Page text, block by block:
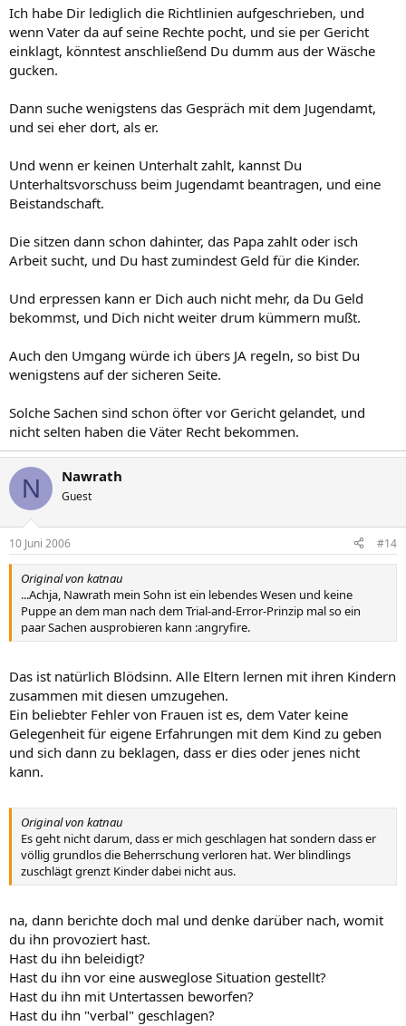
Ich habe Dir lediglich die Richtlinien aufgeschrieben, und
wenn Vater da auf seine Rechte pocht, und sie per Gericht
einklagt, könntest anschließend Du dumm aus der Wäsche
gucken.
Dann suche wenigstens das Gespräch mit dem Jugendamt,
und sei eher dort, als er.
Und wenn er keinen Unterhalt zahlt, kannst Du
Unterhaltsvorschuss beim Jugendamt beantragen, und eine
Beistandschaft.
Die sitzen dann schon dahinter, das Papa zahlt oder isch
Arbeit sucht, und Du hast zumindest Geld für die Kinder.
Und erpressen kann er Dich auch nicht mehr, da Du Geld
bekommst, und Dich nicht weiter drum kümmern mußt.
Auch den Umgang würde ich übers JA regeln, so bist Du
wenigstens auf der sicheren Seite.
Solche Sachen sind schon öfter vor Gericht gelandet, und
nicht selten haben die Väter Recht bekommen.
N Nawrath
Guest
10 Juni 2006 #14
Original von katnau
...Achja, Nawrath mein Sohn ist ein lebendes Wesen und keine
Puppe an dem man nach dem Trial-and-Error-Prinzip mal so ein
paar Sachen ausprobieren kann :angryfire.
Das ist natürlich Blödsinn. Alle Eltern lernen mit ihren Kindern
zusammen mit diesen umzugehen.
Ein beliebter Fehler von Frauen ist es, dem Vater keine
Gelegenheit für eigene Erfahrungen mit dem Kind zu geben
und sich dann zu beklagen, dass er dies oder jenes nicht
kann.
Original von katnau
Es geht nicht darum, dass er mich geschlagen hat sondern dass er
völlig grundlos die Beherrschung verloren hat. Wer blindlings
zuschlägt grenzt Kinder dabei nicht aus.
na, dann berichte doch mal und denke darüber nach, womit
du ihn provoziert hast.
Hast du ihn beleidigt?
Hast du ihn vor eine ausweglose Situation gestellt?
Hast du ihn mit Untertassen beworfen?
Hast du ihn "verbal" geschlagen?